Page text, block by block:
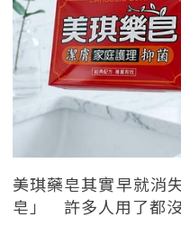
美琪藥皂其實早就消
皂」 許多人用了都